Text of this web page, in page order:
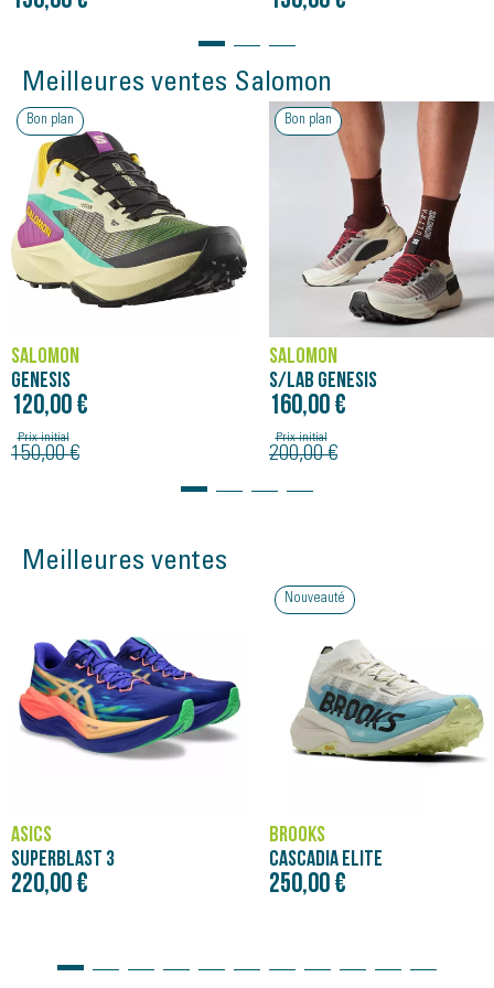
Meilleures ventes Salomon
Bon plan
SALOMON
GENESIS
120,00 €
Prix initial
150,00 €
Bon plan
SALOMON
S/LAB GENESIS
160,00 €
Prix initial
200,00 €
Meilleures ventes
ASICS
SUPERBLAST 3
220,00 €
Nouveauté
BROOKS
CASCADIA ELITE
250,00 €